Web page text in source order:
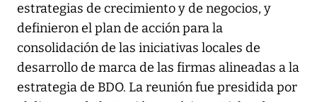
estrategias de crecimiento y de negocios, y
definieron el plan de acción para la
consolidación de las iniciativas locales de
desarrollo de marca de las firmas alineadas a la
estrategia de BDO. La reunión fue presidida por